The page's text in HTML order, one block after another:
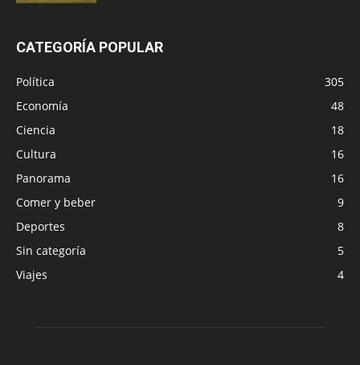
CATEGORÍA POPULAR
Política
305
Economía
48
Ciencia
18
Cultura
16
Panorama
16
Comer y beber
9
Deportes
8
Sin categoría
5
Viajes
4